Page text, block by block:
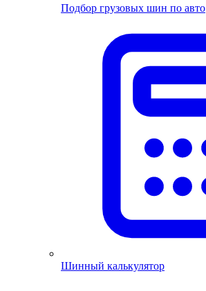
Подбор грузовых шин по авто
Шинный калькулятор